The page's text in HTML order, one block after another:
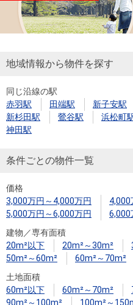
地域情報から物件を探す
同じ沿線の駅
赤羽駅
田端駅 新子安駅
新杉田駅
鶯谷駅 浜松町
神田駅
条件ごとの物件一覧
価格
3,000万円～4,000万円
4,000
5,000万円～6,000万円
6,000
建物／専有面積
20m²以下
20m²～30m²
50m²～60m²
60m²～70m²
土地面積
60m²以下
60m²～70m²
90m²～100m²
100m²～